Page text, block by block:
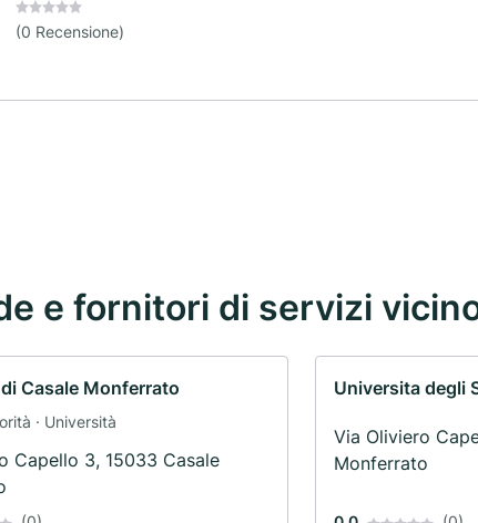
(0 Recensione)
e fornitori di servizi
Casale Monferrato
· Università
Capello 3, 15033 Casale
Universita degli
Via Oliviero
Monferrato